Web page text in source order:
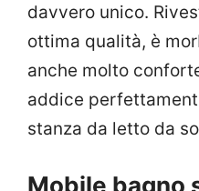
davvero unico.
ottima qualità, è
anche molto
addice
stanza da letto da